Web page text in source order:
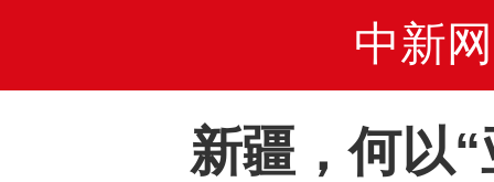
中新网
新疆，何以